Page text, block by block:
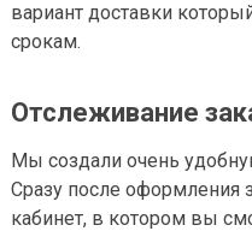
вариант доставки
срокам.
Отслеживание
Мы создали очень
Сразу после оформления
кабинет, в котором вы